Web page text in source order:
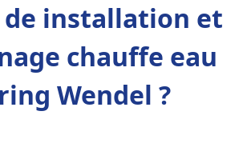
de installation et
chauffe eau
Wendel ?